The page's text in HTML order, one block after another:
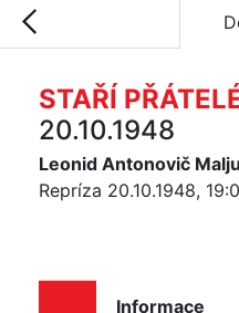
STAŘÍ
20.10.1948
Leonid Antonovič
Repríza 20.10.1948,
Informace